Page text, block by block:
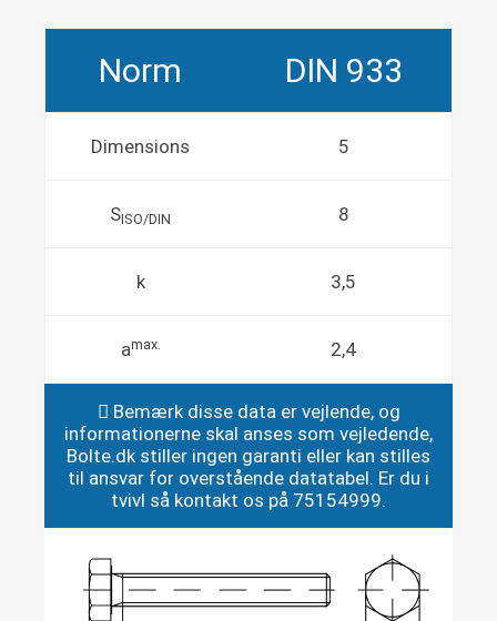
Norm DIN 933
Dimensions 5
SISO/DIN 8
k 3,5
amax. 2,4
Bemærk disse data er vejlende, og
informationerne skal anses som vejledende,
Bolte.dk stiller ingen garanti eller kan stilles
til ansvar for overstående datatabel. Er du i
tvivl så kontakt os på 75154999.